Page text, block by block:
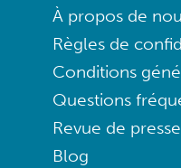
À propos de
Règles de
Conditions
Questions
Revue de presse
Blog